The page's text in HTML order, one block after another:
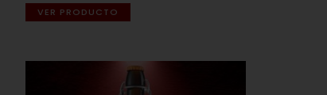
VER PRODUCTO